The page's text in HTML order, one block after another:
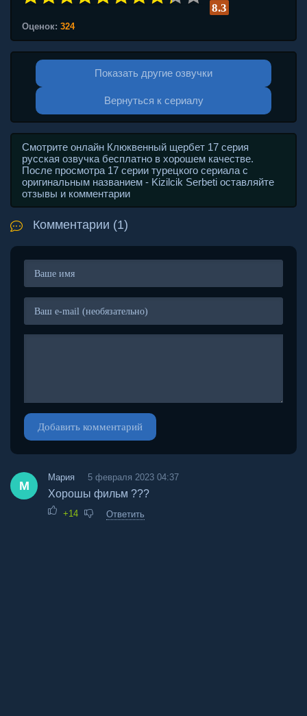
8.3
Оценок: 324
Показать другие озвучки
Вернуться к сериалу
Смотрите онлайн Клюквенный щербет 17 серия
русская озвучка бесплатно в хорошем качестве.
После просмотра 17 серии турецкого сериала с
оригинальным названием - Kizilcik Serbeti оставляйте
отзывы и комментарии
Комментарии (1)
Добавить комментарий
М
Мария 5 февраля 2023 04:37
Хорошы фильм ???
+14 Ответить